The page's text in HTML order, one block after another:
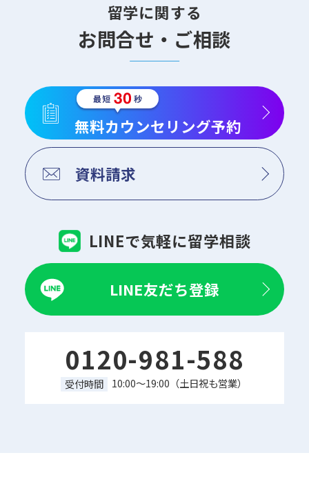
留学に関する
お問合せ・ご相談
無料カウンセリング予約
資料請求
LINEで気軽に留学相談
LINE友だち登録
0120-981-588
受付時間 10:00～19:00（土日祝も営業）